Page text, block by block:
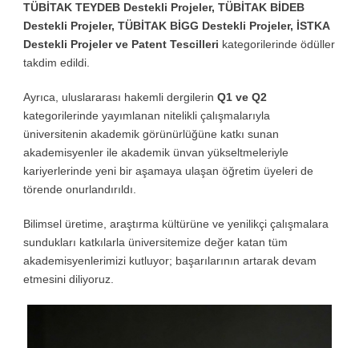
TÜBİTAK TEYDEB Destekli Projeler, TÜBİTAK BİDEB
Destekli Projeler, TÜBİTAK BİGG Destekli Projeler, İSTKA
Destekli Projeler ve Patent Tescilleri kategorilerinde ödüller
takdim edildi.
Ayrıca, uluslararası hakemli dergilerin Q1 ve Q2
kategorilerinde yayımlanan nitelikli çalışmalarıyla
üniversitenin akademik görünürlüğüne katkı sunan
akademisyenler ile akademik ünvan yükseltmeleriyle
kariyerlerinde yeni bir aşamaya ulaşan öğretim üyeleri de
törende onurlandırıldı.
Bilimsel üretime, araştırma kültürüne ve yenilikçi çalışmalara
sundukları katkılarla üniversitemize değer katan tüm
akademisyenlerimizi kutluyor; başarılarının artarak devam
etmesini diliyoruz.